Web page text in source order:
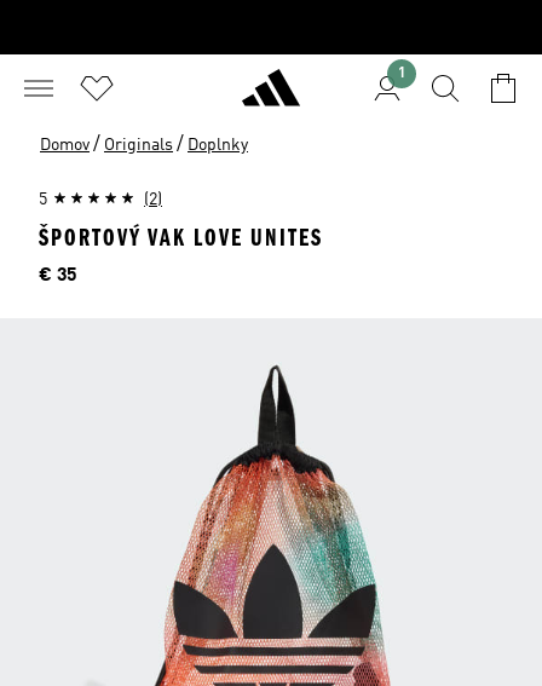
1
Domov / Originals / Doplnky
5 (2)
ŠPORTOVÝ VAK LOVE UNITES
Cena
€ 35